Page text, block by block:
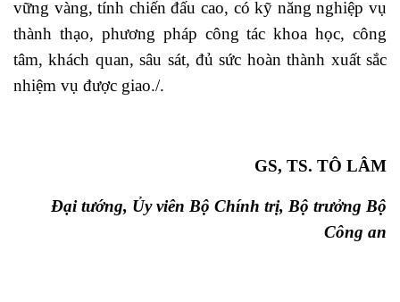
vững vàng, tính chiến đấu cao, có kỹ năng nghiệp vụ
thành thạo, phương pháp công tác khoa học, công
tâm, khách quan, sâu sát, đủ sức hoàn thành xuất sắc
nhiệm vụ được giao./.
GS, TS. TÔ LÂM
Đại tướng, Ủy viên Bộ Chính trị, Bộ trưởng Bộ
Công an